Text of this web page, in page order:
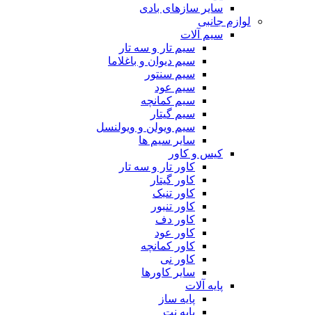
سایر سازهای بادی
لوازم جانبی
سیم آلات
سیم تار و سه تار
سیم دیوان و باغلاما
سیم سنتور
سیم عود
سیم کمانچه
سیم گیتار
سیم ویولن و ویولنسل
سایر سیم ها
کیس و کاور
کاور تار و سه تار
کاور گیتار
کاور تنبک
کاور تنبور
کاور دف
کاور عود
کاور کمانچه
کاور نی
سایر کاورها
پایه آلات
پایه ساز
پایه نت